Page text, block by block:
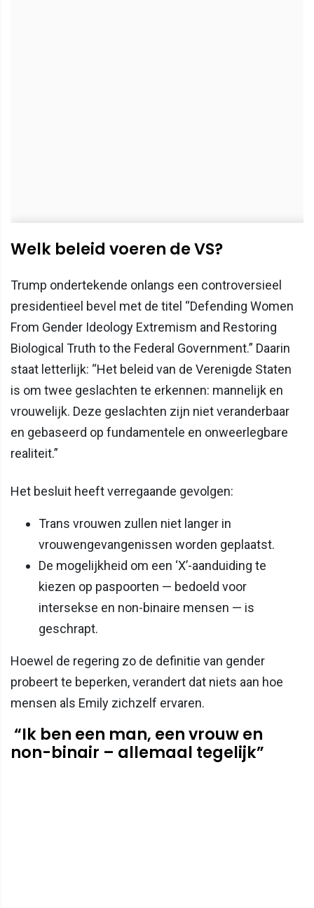
Welk beleid voeren de VS?
Trump ondertekende onlangs een controversieel
presidentieel bevel met de titel “Defending Women
From Gender Ideology Extremism and Restoring
Biological Truth to the Federal Government.” Daarin
staat letterlijk: “Het beleid van de Verenigde Staten
is om twee geslachten te erkennen: mannelijk en
vrouwelijk. Deze geslachten zijn niet veranderbaar
en gebaseerd op fundamentele en onweerlegbare
realiteit.”
Het besluit heeft verregaande gevolgen:
Trans vrouwen zullen niet langer in
vrouwengevangenissen worden geplaatst.
De mogelijkheid om een ‘X’-aanduiding te
kiezen op paspoorten — bedoeld voor
intersekse en non-binaire mensen — is
geschrapt.
Hoewel de regering zo de definitie van gender
probeert te beperken, verandert dat niets aan hoe
mensen als Emily zichzelf ervaren.
“Ik ben een man, een vrouw en
non-binair – allemaal tegelijk”